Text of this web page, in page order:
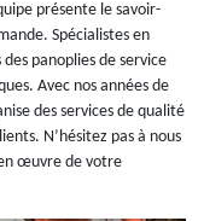
présente le savoir-
Spécialistes en
panoplies de service
Avec nos années de
des services de qualité
N’hésitez pas à nous
œuvre de votre